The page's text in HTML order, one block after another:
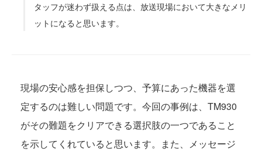
タッフが迷わず扱える点は、放送現場において大きなメリ
ットになると思います。
現場の安心感を担保しつつ、予算にあった機器を選
定するのは難しい問題です。今回の事例は、TM930
がその難題をクリアできる選択肢の一つであること
を示してくれていると思います。また、メッセージ